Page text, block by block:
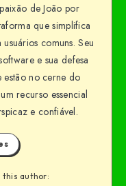
de João por
que simplifica
comuns. Seu
e sua defesa
estão no cerne do
recurso essencial
e confiável.
this author: